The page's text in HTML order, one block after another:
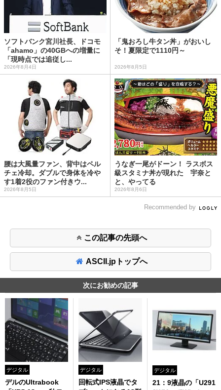
ソフトバンク宮川社長、ドコモ
「ahamo」の40GBへの増量に
「現時点では追従し...
2026年8月4日
「鬼おろし牛タン丼」がおいし
そ！夏限定で1110円～
2026年8月5日
腰は大風量ファン、背中はペル
チェ冷却。ダブルで身体を冷や
す1着2役のファン付きウ...
2026年8月5日
うなぎ一尾がドーン！ ラスボス
級スタミナ丼が現れた 宇奈と
と、やってる
2026年8月6日
Recommended by
この記事の先頭へ
ASCII.jpトップへ
次にお勧めの記事
デジタル
デルのUltrabook
デジタル
回転式IPS液晶でタ
デジタル
21：9液晶の「U291